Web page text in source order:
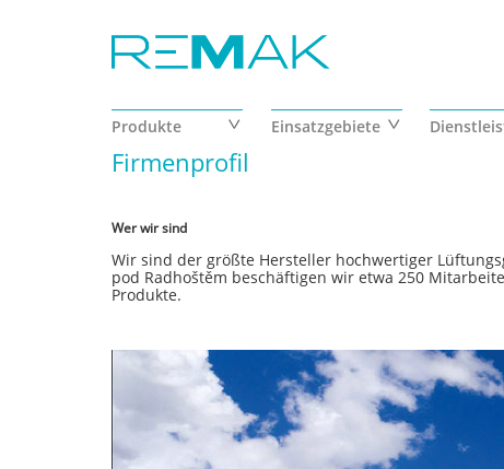
Produkte Einsatzgebiete
Firmenprofil
Wer wir sind
Wir sind der größte Hersteller hochwertiger
pod Radhoštěm beschäftigen wir etwa 250
Produkte.